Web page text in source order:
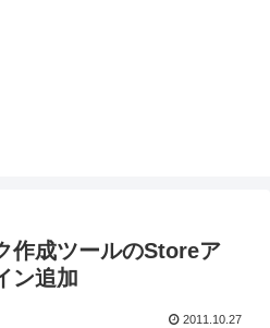
作成ツールのStoreア
ン追加
2011.10.27